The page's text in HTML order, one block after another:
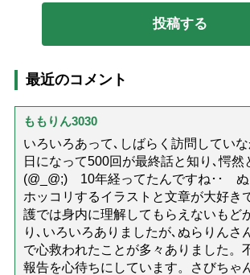
最近のコメント
ももりん3030
いろいろあって､しばらく訪問してい
日になって500回が最終話と知り､愕然
(@_@;) 10年経ってたんですね･･ ぬ
ホッコリするイラストと文章が大好
護では身内に理解してもらえないもど
り､いろいろありましたが､ぬらりんさ
で心救われたことが多々ありました。
報告を心待ちにしています。さびちゃ